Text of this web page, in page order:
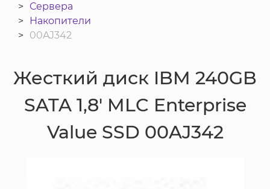
Сервера
Накопители
00AJ342
Жесткий диск IBM 240GB
SATA 1,8' MLC Enterprise
Value SSD 00AJ342